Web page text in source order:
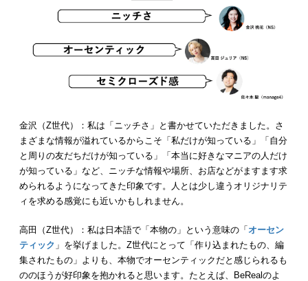
金沢（Z世代）：私は「ニッチさ」と書かせていただきました。さ
まざまな情報が溢れているからこそ「私だけが知っている」「自分
と周りの友だちだけが知っている」「本当に好きなマニアの人だけ
が知っている」など、ニッチな情報や場所、お店などがますます求
められるようになってきた印象です。人とは少し違うオリジナリテ
ィを求める感覚にも近いかもしれません。
高田（Z世代）：私は日本語で「本物の」という意味の「 オーセン
ティック 」を挙げました。Z世代にとって「作り込まれたもの、編
集されたもの」よりも、本物でオーセンティックだと感じられるも
ののほうが好印象を抱かれると思います。たとえば、BeRealのよ